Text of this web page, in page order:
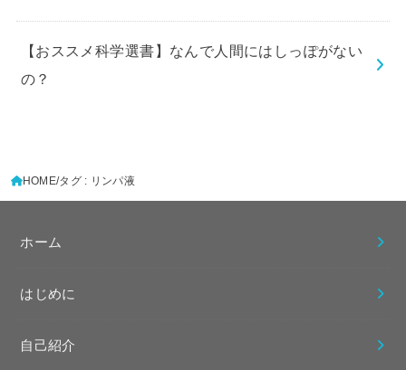
【おススメ科学選書】なんで人間にはしっぽがない
の？
HOME タグ : リンパ液
ホーム
はじめに
自己紹介